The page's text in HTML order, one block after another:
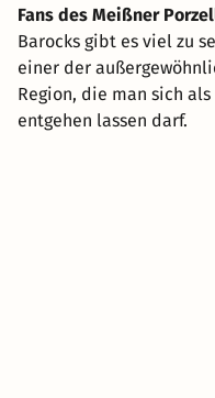
Fans des Meißner
Barocks gibt es viel zu
einer der
Region, die man sich
entgehen lassen darf.